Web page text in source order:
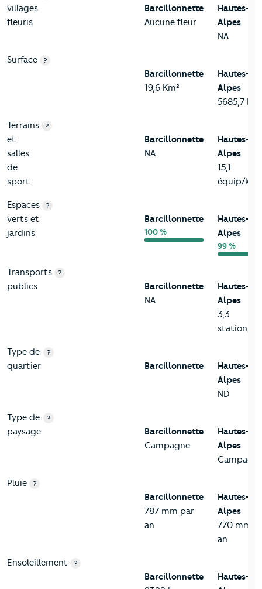
villages
fleuris
Barcillonnette
Aucune fleur
Hautes-
Alpes
NA
Surface ?
Barcillonnette
19,6 Km²
Hautes-
Alpes
5685,7
Terrains
et
salles
de
sport
?
Barcillonnette
NA
Hautes-
Alpes
15,1
équip/km²
Espaces
verts et
jardins
?
Barcillonnette
100 %
Hautes-
Alpes
99 %
Transports
publics
?
Barcillonnette
NA
Hautes-
Alpes
3,3
station/
Type de
quartier
?
Barcillonnette
Hautes-
Alpes
ND
Type de
paysage
?
Barcillonnette
Campagne
Hautes-
Alpes
Pluie ?
Barcillonnette
787 mm par
an
Hautes-
Alpes
770 mm
an
Ensoleillement ?
Barcillonnette
Hautes-